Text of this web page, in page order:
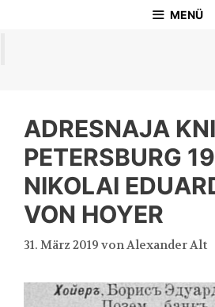
MENÜ
ADRESNAJA
PETERSBURG
NIKOLAI
VON HOYER
31. März 2019 vonAlexander Alt